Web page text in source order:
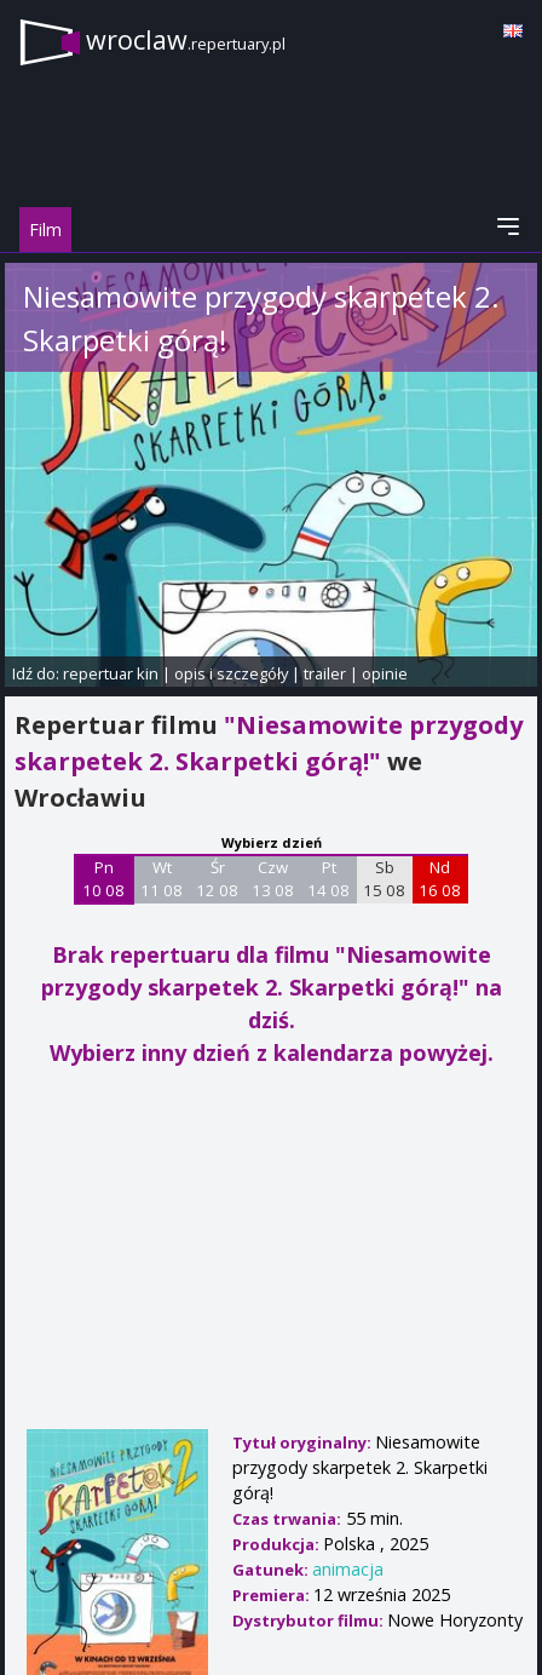
wroclaw.repertuary.pl
Film
Niesamowite przygody skarpetek 2.
Skarpetki górą!
Idź do:repertuar kin | opis i szczegóły|trailer | opinie
Repertuar filmu "Niesamowite przygody
skarpetek 2. Skarpetki górą!" we
Wrocławiu
Wybierz dzień
Pn
10 08
Wt
11 08
Śr
12 08
Czw
13 08
Pt
14 08
Sb
15 08
Nd
16 08
Brak repertuaru dla filmu "Niesamowite
przygody skarpetek 2. Skarpetki górą!" na
dziś.
Wybierz inny dzień z kalendarza powyżej.
Tytuł oryginalny: Niesamowite
przygody skarpetek 2. Skarpetki
górą!
Czas trwania: 55 min.
Produkcja: Polska , 2025
Gatunek: animacja
Premiera: 12 września 2025
Dystrybutor filmu: Nowe Horyzonty